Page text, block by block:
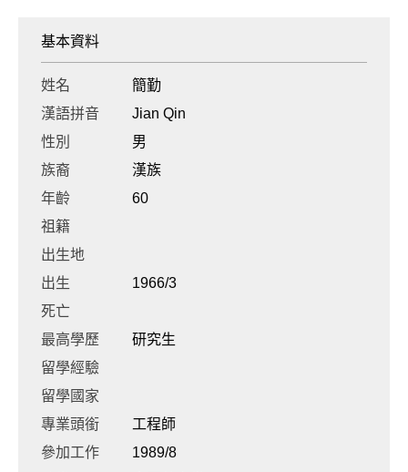
基本資料
姓名
簡勤
漢語拼音
Jian Qin
性別
男
族裔
漢族
年齡
60
祖籍
出生地
出生
1966/3
死亡
最高學歷
研究生
留學經驗
留學國家
專業頭銜
工程師
參加工作
1989/8